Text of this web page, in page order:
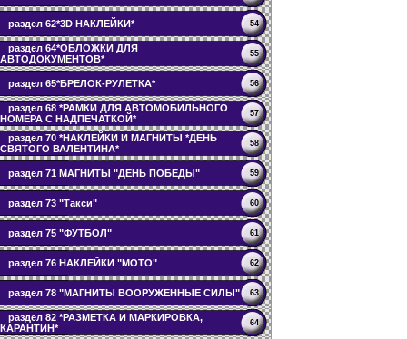
раздел 62*3D НАКЛЕЙКИ* 54
раздел 64*ОБЛОЖКИ ДЛЯ
АВТОДОКУМЕНТОВ*
55
раздел 65*БРЕЛОК-РУЛЕТКА* 56
раздел 68 *РАМКИ ДЛЯ АВТОМОБИЛЬНОГО
НОМЕРА С НАДПЕЧАТКОЙ*
57
раздел 70 *НАКЛЕЙКИ И МАГНИТЫ *ДЕНЬ
СВЯТОГО ВАЛЕНТИНА*
58
раздел 71 МАГНИТЫ "ДЕНЬ ПОБЕДЫ" 59
раздел 73 "Такси" 60
раздел 75 "ФУТБОЛ" 61
раздел 76 НАКЛЕЙКИ "МОТО" 62
раздел 78 "МАГНИТЫ ВООРУЖЕННЫЕ СИЛЫ" 63
раздел 82 *РАЗМЕТКА И МАРКИРОВКА,
КАРАНТИН*
64